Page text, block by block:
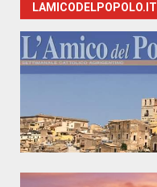
LAMICODELPOPOLO.IT